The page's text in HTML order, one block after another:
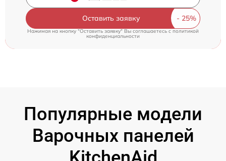
Оставить заявку
Нажимая на кнопку "Оставить заявку" Вы соглашаетесь cполитикой
конфиденциальности
Популярные модели
Варочных панелей